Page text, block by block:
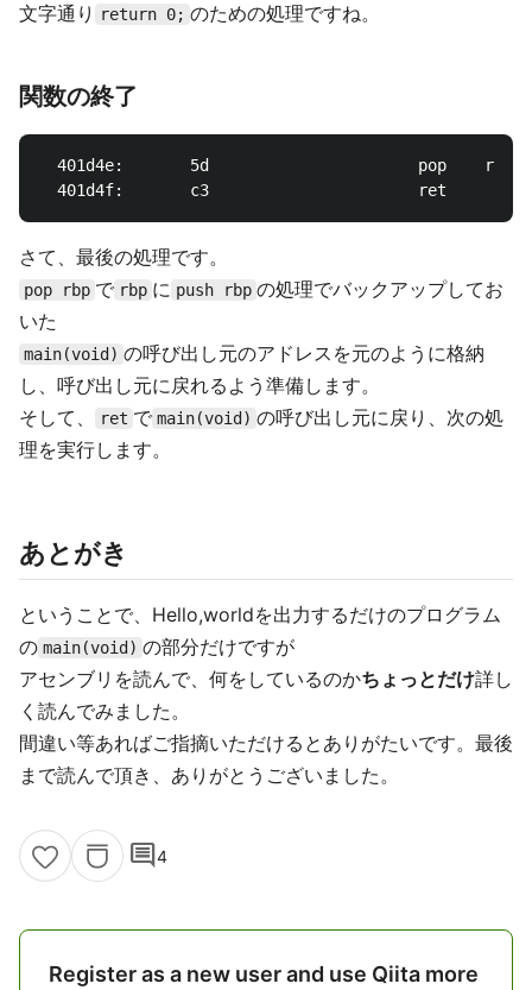
文字通り
return 0; のための処理ですね。
関数の終了
  401d4e:       5d                      pop    rbp
さて、最後の処理です。
pop rbp で rbp に push rbp の処理でバックアップしてお
いた
main(void) の呼び出し元のアドレスを元のように格納
し、呼び出し元に戻れるよう準備します。
そして、
ret で main(void) の呼び出し元に戻り、次の処
理を実行します。
あとがき
ということで、Hello,worldを出力するだけのプログラム
の main(void) の部分だけですが
アセンブリを読んで、何をしているのかちょっとだけ詳し
く読んでみました。
間違い等あればご指摘いただけるとありがたいです。最後
まで読んで頂き、ありがとうございました。
comment4
Register as a new user and use Qiita more